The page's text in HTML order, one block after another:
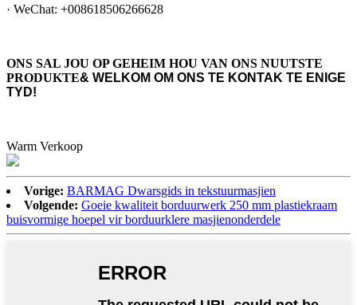
· WeChat: +008618506266628
ONS SAL JOU OP GEHEIM HOU VAN ONS NUUTSTE
PRODUKTE& WELKOM OM ONS TE KONTAK TE ENIGE
TYD!
Warm Verkoop
Vorige: BARMAG Dwarsgids in tekstuurmasjien
Volgende: Goeie kwaliteit borduurwerk 250 mm plastiekraam
buisvormige hoepel vir borduurklere masjienonderdele